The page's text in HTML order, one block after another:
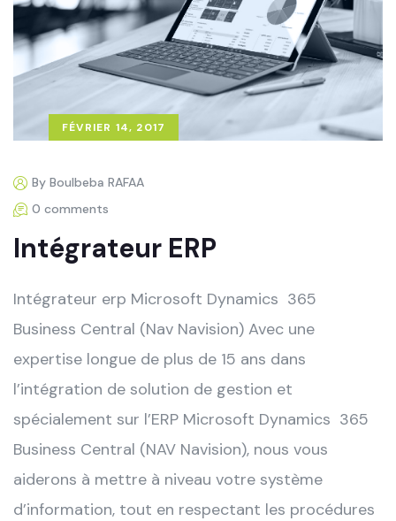
FÉVRIER 14, 2017
By Boulbeba RAFAA
0 comments
Intégrateur ERP
Intégrateur erp Microsoft Dynamics 365
Business Central (Nav Navision) Avec une
expertise longue de plus de 15 ans dans
l’intégration de solution de gestion et
spécialement sur l’ERP Microsoft Dynamics 365
Business Central (NAV Navision), nous vous
aiderons à mettre à niveau votre système
d’information, tout en respectant les procédures